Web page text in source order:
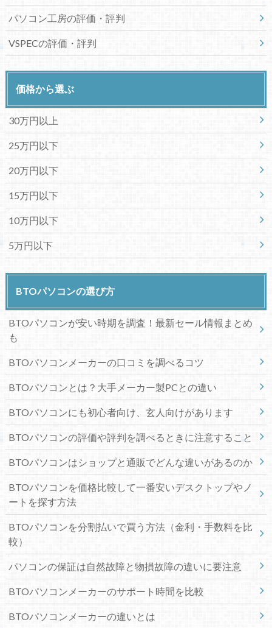
パソコン工房の評価・評判
VSPECの評価・評判
価格から選ぶ
30万円以上
25万円以下
20万円以下
15万円以下
10万円以下
5万円以下
BTOパソコンの選び方
BTOパソコンが安い時期を調査！最新セール情報まとめ
も
BTOパソコンメーカーの口コミを調べるコツ
BTOパソコンとは？大手メーカー製PCとの違い
BTOパソコンにも初心者向け、玄人向けがあります
BTOパソコンの評価や評判を調べるときに注意すること
BTOパソコンはショップと通販でどんな違いがあるのか
BTOパソコンを価格比較して一番安いデスクトップやノ
ートを探す方法
BTOパソコンを分割払いで買う方法（金利・手数料を比
較）
パソコンの保証は自然故障と物損故障の違いに要注意
BTOパソコンメーカーのサポート時間を比較
BTOパソコンメーカーの違いとは